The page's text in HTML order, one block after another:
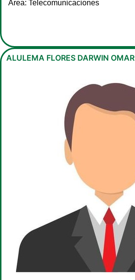
Área: Telecomunicaciones
ALULEMA FLORES DARWIN OMAR​